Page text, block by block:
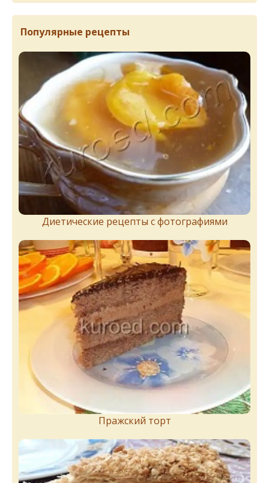
Популярные рецепты
Диетические рецепты с фотографиями
Пражский торт